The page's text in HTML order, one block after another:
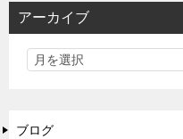
アーカイブ
ブログ